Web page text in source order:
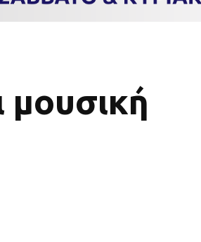
μουσική